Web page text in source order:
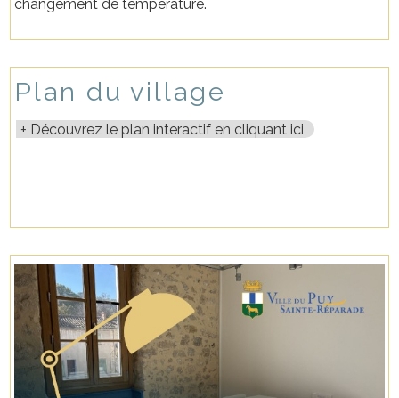
changement de température.
Plan du village
Découvrez le plan interactif en cliquant ici